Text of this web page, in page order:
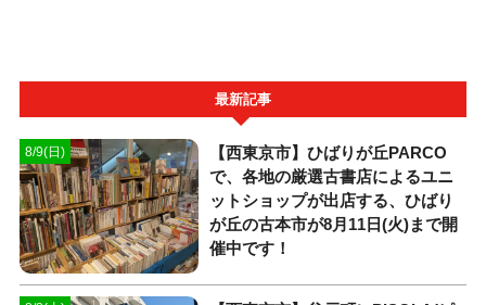
最新記事
8/9(日)
【西東京市】ひばりが丘PARCO
で、各地の厳選古書店によるユニ
ットショップが出店する、ひばり
が丘の古本市が8月11日(火)まで開
催中です！